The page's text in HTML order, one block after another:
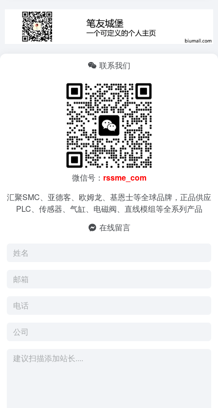
联系我们
微信号： rssme_com
汇聚SMC、亚德客、欧姆龙、基恩士等全球品牌，正品供应
PLC、传感器、气缸、电磁阀、直线模组等全系列产品
在线留言